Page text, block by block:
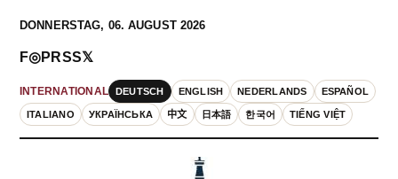
DONNERSTAG, 06. AUGUST 2026
INTERNATIONAL DEUTSCH ENGLISH NEDERLANDS ESPAÑOL
ITALIANO УКРАЇНСЬКА 中文 日本語 한국어 TIẾNG VIỆT
F◎PRSS𝕏